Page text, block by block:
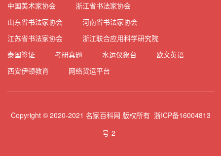
中国美术家协会
浙江省书法家协会
山东省书法家协会
河南省书法家协会
江苏省书法家协会
浙江联合应用科学研究院
泰国签证
考研真题 水运仪象台
欧文英语
西安伊顿教育
网络货运平台
Copyright © 2020-2021 名家百科网 版权所有 浙ICP备16004813
号-2